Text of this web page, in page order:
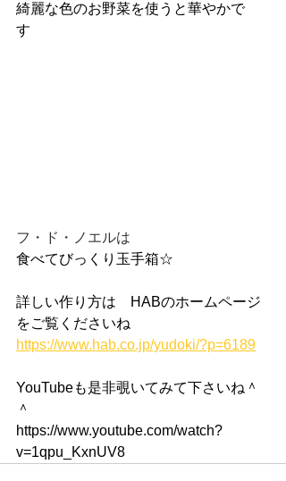
綺麗な色のお野菜を使うと華やかで
す
フ・ド・ノエルは
食べてびっくり玉手箱☆
詳しい作り方は　HABのホームページ
をご覧くださいね
https://www.hab.co.jp/yudoki/?p=6189
YouTubeも是非覗いてみて下さいね＾
＾
https://www.youtube.com/watch?
v=1qpu_KxnUV8